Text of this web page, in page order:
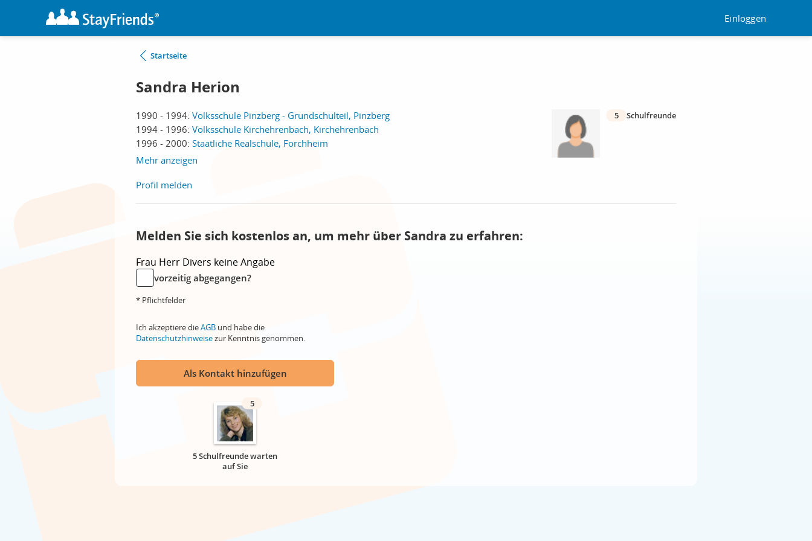
Einloggen
Startseite
Sandra Herion
1990 - 1994: Volksschule Pinzberg - Grundschulteil, Pinzberg
1994 - 1996: Volksschule Kirchehrenbach, Kirchehrenbach
1996 - 2000: Staatliche Realschule, Forchheim
Mehr anzeigen
5 Schulfreunde
Profil melden
Melden Sie sich kostenlos an, um mehr über Sandra zu erfahren:
Frau Herr Divers keine Angabe
vorzeitig abgegangen?
* Pflichtfelder
Ich akzeptiere dieAGB und habe die
Datenschutzhinweisezur Kenntnis genommen.
Als Kontakt hinzufügen
5
5 Schulfreunde warten
auf Sie